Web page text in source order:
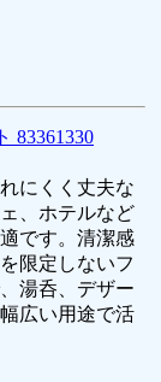
にくく丈夫な
、ホテルなど
です。清潔感
限定しないフ
湯呑、デザー
広い用途で活